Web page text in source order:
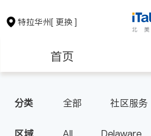
特拉华州[ 更换 ]
首页
房地产租售
分类 全部 社区服务